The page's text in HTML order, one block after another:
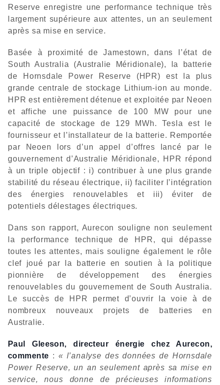
Reserve enregistre une performance technique très
largement supérieure aux attentes, un an seulement
après sa mise en service.
Basée à proximité de Jamestown, dans l’état de
South Australia (Australie Méridionale), la batterie
de Hornsdale Power Reserve (HPR) est la plus
grande centrale de stockage Lithium-ion au monde.
HPR est entièrement détenue et exploitée par Neoen
et affiche une puissance de 100 MW pour une
capacité de stockage de 129 MWh. Tesla est le
fournisseur et l’installateur de la batterie. Remportée
par Neoen lors d’un appel d’offres lancé par le
gouvernement d’Australie Méridionale, HPR répond
à un triple objectif : i) contribuer à une plus grande
stabilité du réseau électrique, ii) faciliter l’intégration
des énergies renouvelables et iii) éviter de
potentiels délestages électriques.
Dans son rapport, Aurecon souligne non seulement
la performance technique de HPR, qui dépasse
toutes les attentes, mais souligne également le rôle
clef joué par la batterie en soutien à la politique
pionnière de développement des énergies
renouvelables du gouvernement de South Australia.
Le succès de HPR permet d’ouvrir la voie à de
nombreux nouveaux projets de batteries en
Australie.
Paul Gleeson, directeur énergie chez Aurecon,
commente : « l’analyse des données de Hornsdale
Power Reserve, un an seulement après sa mise en
service, nous donne de précieuses informations